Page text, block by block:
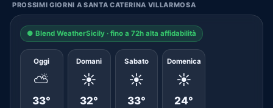
PROSSIMI GIORNI A SANTA CATERINA VILLARMOSA
● Blend WeatherSicily · fino a 72h alta affidabilità
Oggi
⛅
33°
Domani
☀️
32°
Sabato
☀️
33°
Domenica
☀️
24°